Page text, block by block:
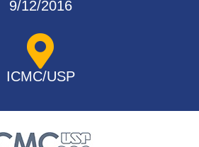
9/12/2016
ICMC/USP